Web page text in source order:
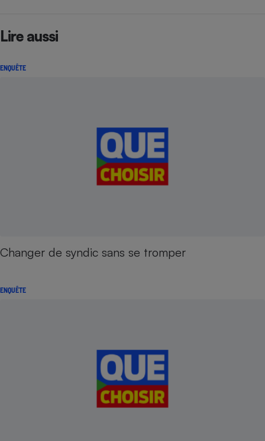
Lire aussi
ENQUÊTE
Changer de syndic sans se tromper
ENQUÊTE